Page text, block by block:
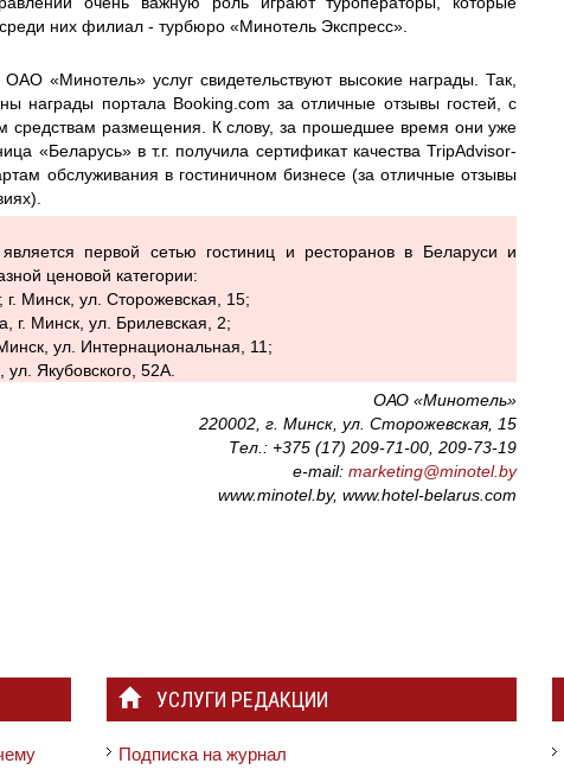
них филиал - турбюро «Минотель Экспресс».
«Минотель» услуг свидетельствуют высокие награды. Так,
награды портала Booking.com за отличные отзывы гостей, с
средствам размещения. К слову, за прошедшее время они уже
«Беларусь» в т.г. получила сертификат качества TripAdvisor-
обслуживания в гостиничном бизнесе (за отличные отзывы
первой сетью гостиниц и ресторанов в Беларуси и
ценовой категории:
Минск, ул. Сторожевская, 15;
г. Минск, ул. Брилевская, 2;
ул. Интернациональная, 11;
Якубовского, 52А.
ОАО «Минотель»
220002, г. Минск, ул. Сторожевская, 15
Тел.: +375 (17) 209-71-00, 209-73-19
e-mail:marketing@minotel.by
www.minotel.by, www.hotel-belarus.com
УСЛУГИ РЕДАКЦИИ
Подписка на журнал